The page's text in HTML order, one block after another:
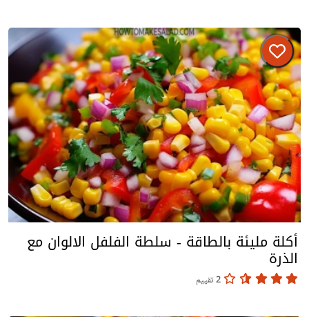
أكلة مليئة بالطاقة - سلطة الفلفل الالوان مع
الذرة
2 تقييم